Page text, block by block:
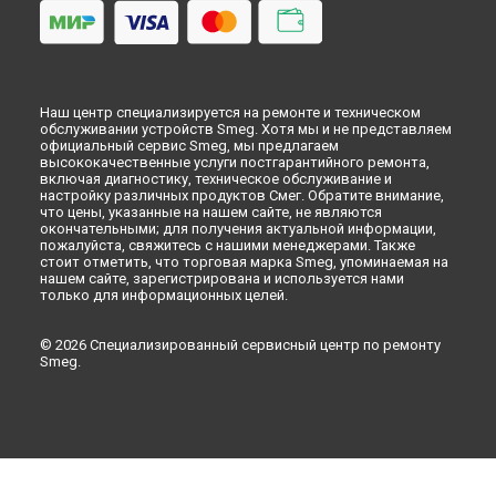
Наш центр специализируется на ремонте и техническом
обслуживании устройств Smeg. Хотя мы и не представляем
официальный сервис Smeg, мы предлагаем
высококачественные услуги постгарантийного ремонта,
включая диагностику, техническое обслуживание и
настройку различных продуктов Смег. Обратите внимание,
что цены, указанные на нашем сайте, не являются
окончательными; для получения актуальной информации,
пожалуйста, свяжитесь с нашими менеджерами. Также
стоит отметить, что торговая марка Smeg, упоминаемая на
нашем сайте, зарегистрирована и используется нами
только для информационных целей.
© 2026 Специализированный сервисный центр по ремонту
Smeg.